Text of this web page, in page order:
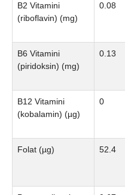
B2 Vitamini
(riboflavin) (mg)
0.08
B6 Vitamini
(piridoksin) (mg)
0.13
B12 Vitamini
(kobalamin) (µg)
0
Folat (µg) 52.4